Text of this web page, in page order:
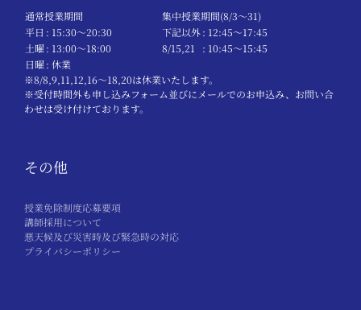
通常授業期間
集中授業期間(8/3～31)
平日 : 15:30〜20:30 下記以外: 12:45〜17:45
土曜: 13:00〜18:00 8/15,21
: 10:45〜15:45
日曜: 休業
※8/8,9,11,12,16～18,20は休業いたします。
※受付時間外も申し込みフォーム並びにメールでのお申込み、お問い合
わせは受け付けております。
その他
授業免除制度応募要項
講師採用について
悪天候及び災害時及び緊急時の対応
プライバシーポリシー